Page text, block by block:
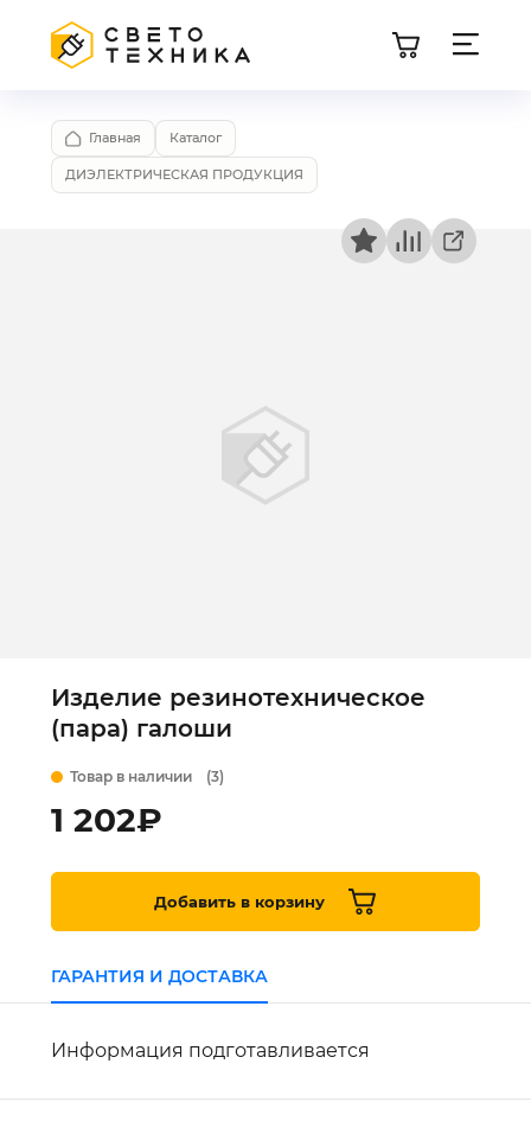
Главная Каталог
ДИЭЛЕКТРИЧЕСКАЯ ПРОДУКЦИЯ
Изделие резинотехническое
(пара) галоши
Товар в наличии (3)
1 202₽
Добавить в корзину
ГАРАНТИЯ И ДОСТАВКА
Информация подготавливается